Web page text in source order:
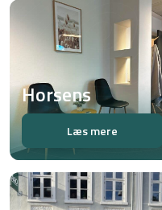
Horsens
Læs mere